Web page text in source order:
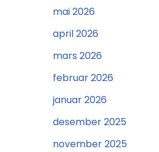
mai 2026
april 2026
mars 2026
februar 2026
januar 2026
desember 2025
november 2025